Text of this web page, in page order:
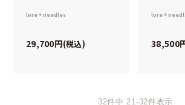
lore + needles
29,700 税込
lore +
38,500
32件中 21 -32件表示